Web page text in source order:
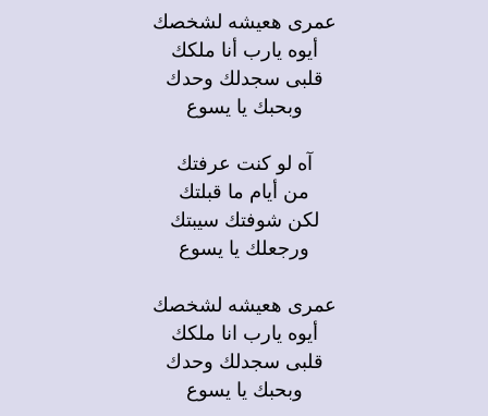
عمرى هعيشه لشخصك
أيوه يارب أنا ملكك
قلبى سجدلك وحدك
وبحبك يا يسوع
آه لو كنت عرفتك
من أيام ما قبلتك
لكن شوفتك سيبتك
ورجعلك يا يسوع
عمرى هعيشه لشخصك
أيوه يارب انا ملكك
قلبى سجدلك وحدك
وبحبك يا يسوع